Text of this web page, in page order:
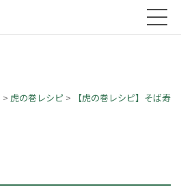
> 虎の巻レシピ >
【虎の巻レシピ】そば寿